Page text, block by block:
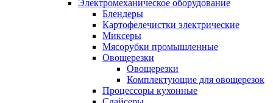
Электромеханическое оборудование
Блендеры
Картофелечистки электрические
Миксеры
Мясорубки промышленные
Овощерезки
Овощерезки
Комплектующие для овощерезок
Процессоры кухонные